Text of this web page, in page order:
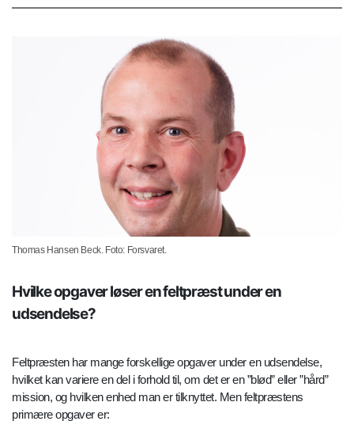
Thomas Hansen Beck. Foto: Forsvaret.
Hvilke opgaver løser en feltpræst under en
udsendelse?
Feltpræsten har mange forskellige opgaver under en udsendelse,
hvilket kan variere en del i forhold til, om det er en ”blød” eller ”hård”
mission, og hvilken enhed man er tilknyttet. Men feltpræstens
primære opgaver er: